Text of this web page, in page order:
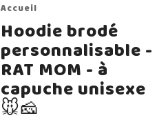
Accueil
Hoodie brodé
personnalisable -
RAT MOM - à
capuche unisexe
🐭🧀